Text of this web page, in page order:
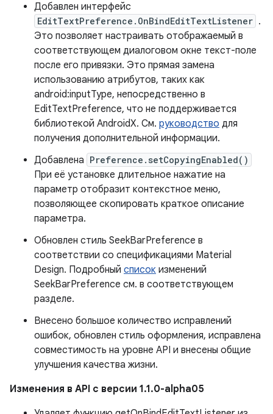
Добавлен интерфейс
EditTextPreference.OnBindEditTextListener .
Это позволяет настраивать отображаемый в
соответствующем диалоговом окне текст-поле
после его привязки. Это прямая замена
использованию атрибутов, таких как
android:inputType, непосредственно в
EditTextPreference, что не поддерживается
библиотекой AndroidX. См. руководство для
получения дополнительной информации.
Добавлена Preference.setCopyingEnabled()
При её установке длительное нажатие на
параметр отобразит контекстное меню,
позволяющее скопировать краткое описание
параметра.
Обновлен стиль SeekBarPreference в
соответствии со спецификациями Material
Design. Подробный список изменений
SeekBarPreference см. в соответствующем
разделе.
Внесено большое количество исправлений
ошибок, обновлен стиль оформления, исправлена ​​
совместимость на уровне API и внесены общие
улучшения качества жизни.
Изменения в API с версии 1.1.0-alpha05